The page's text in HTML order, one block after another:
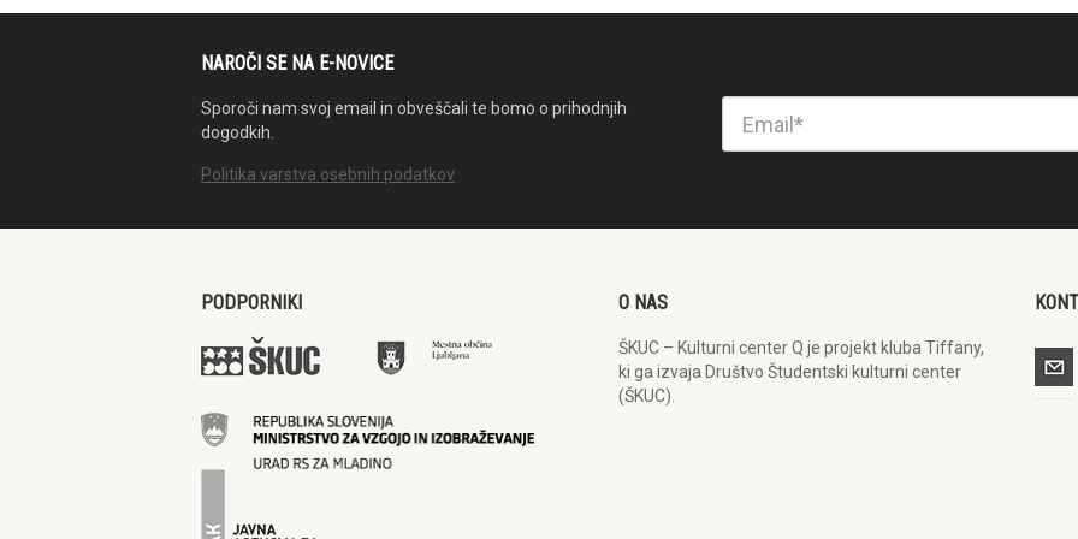
NAROČI SE NA E-NOVICE
Sporoči nam svoj email in obveščali te bomo o prihodnjih
dogodkih.
Politika varstva osebnih podatkov
PODPORNIKI O NAS
ŠKUC – Kulturni center Q je projekt kluba Tiffany,
ki ga izvaja Društvo Študentski kulturni center
(ŠKUC).